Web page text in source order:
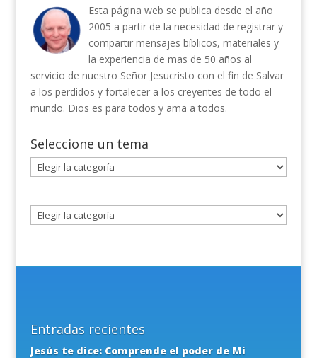
Esta página web se publica desde el año
2005 a partir de la necesidad de registrar y
compartir mensajes bíblicos, materiales y
la experiencia de mas de 50 años al
servicio de nuestro Señor Jesucristo con el fin de Salvar
a los perdidos y fortalecer a los creyentes de todo el
mundo. Dios es para todos y ama a todos.
Seleccione un tema
Seleccione
un
Entradas recientes
Jesús te dice: Comprende el poder de Mi